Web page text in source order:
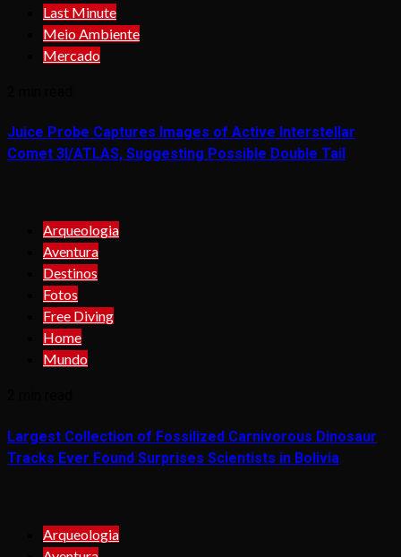
Last Minute
Meio Ambiente
Mercado
Juice Probe Captures Images of Active Interstellar
Comet 3I/ATLAS, Suggesting Possible Double Tail
Arqueologia
Aventura
Destinos
Fotos
Free Diving
Home
Mundo
Largest Collection of Fossilized Carnivorous Dinosaur
Tracks Ever Found Surprises Scientists in Bolivia
Arqueologia